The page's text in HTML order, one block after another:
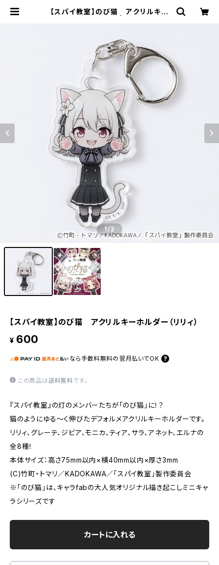
【スパイ教室】のび猫 アクリルキー
1/2
【スパイ教室】のび猫 アクリルキーホルダー（リリィ）
¥ 600
なら 手数料無料の 翌月払いでOK
この商品は送料無料です。
『スパイ教室』の灯のメンバーたちが「のび猫」に！？
猫のようにゆる〜く伸びたデフォルメアクリルキーホルダーです。
リリィ、グレーテ、ジビア、モニカ、ティア、サラ、アネット、エルナの
全8種！
本体サイズ：高さ75mm以内×横40mm以内×厚さ3mm
(C)竹町・トマリ／KADOKAWA／「スパイ教室」製作委員会
※「のび猫」は、キャラfabの大人気オリジナル描き起こしミニキャ
ラシリーズです
カートに入れる